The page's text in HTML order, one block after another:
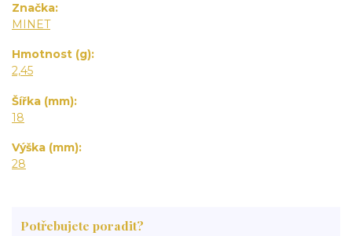
Značka
MINET
Hmotnost (g)
2,45
Šířka (mm)
18
Výška (mm)
28
Potřebujete poradit?